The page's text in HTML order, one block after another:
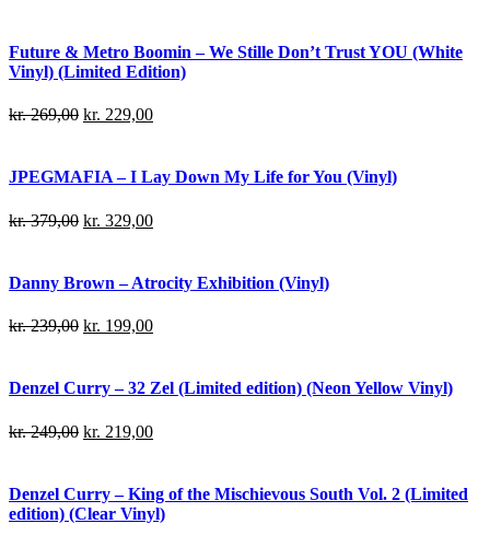
Future & Metro Boomin – We Stille Don’t Trust YOU (White
Vinyl) (Limited Edition)
kr.269,00 kr. 229,00
JPEGMAFIA – I Lay Down My Life for You (Vinyl)
kr.379,00 kr. 329,00
Danny Brown – Atrocity Exhibition (Vinyl)
kr.239,00 kr. 199,00
Denzel Curry – 32 Zel (Limited edition) (Neon Yellow Vinyl)
kr.249,00 kr. 219,00
Denzel Curry – King of the Mischievous South Vol. 2 (Limited
edition) (Clear Vinyl)